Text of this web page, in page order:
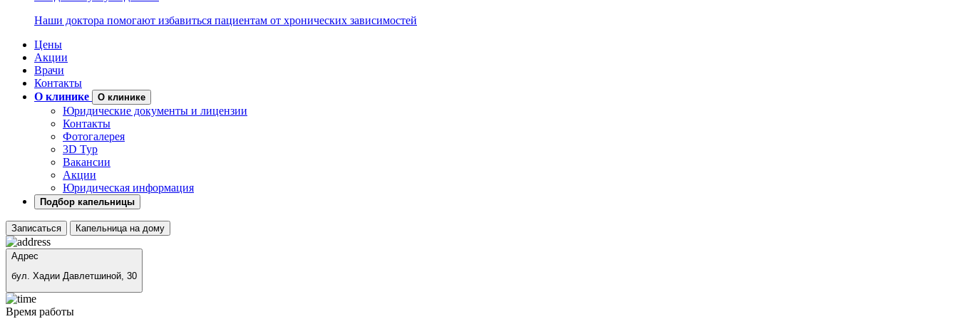
Наши доктора помогают избавиться пациентам от хронических зависимостей
Цены
Акции
Врачи
Контакты
О клинике
О клинике
Юридические документы и лицензии
Контакты
Фотогалерея
3D Тур
Вакансии
Акции
Юридическая информация
Подбор капельницы
Записаться Капельница на дому
Адрес
бул. Хадии Давлетшиной, 30
Время работы